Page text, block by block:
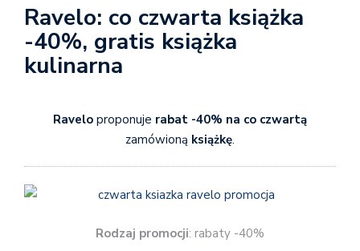
Ravelo: co czwarta książka
-40%, gratis książka
kulinarna
Ravelo proponuje rabat -40% na co czwartą
zamówioną książkę.
Rodzaj promocji: rabaty -40%